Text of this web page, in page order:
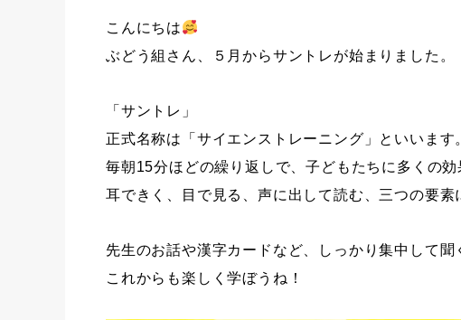
こんにちは
ぶどう組さん、５月からサントレが始まりました。
「サントレ」
正式名称は「サイエンストレーニング」といいます
毎朝15分ほどの繰り返しで、子どもたちに多くの効
耳できく、目で見る、声に出して読む、三つの要素
先生のお話や漢字カードなど、しっかり集中して聞
これからも楽しく学ぼうね！